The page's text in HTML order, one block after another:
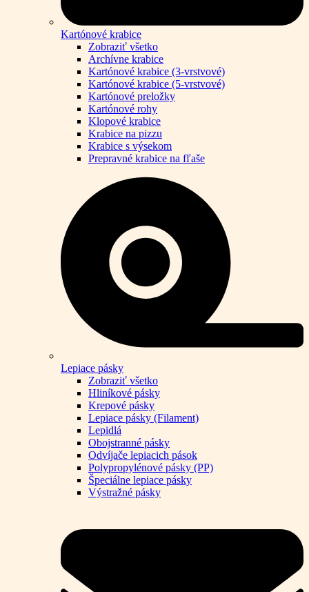
Kartónové krabice
Zobraziť všetko
Archívne krabice
Kartónové krabice (3-vrstvové)
Kartónové krabice (5-vrstvové)
Kartónové preložky
Kartónové rohy
Klopové krabice
Krabice na pizzu
Krabice s výsekom
Prepravné krabice na fľaše
Lepiace pásky
Zobraziť všetko
Hliníkové pásky
Krepové pásky
Lepiace pásky (Filament)
Lepidlá
Obojstranné pásky
Odvíjače lepiacich pások
Polypropylénové pásky (PP)
Špeciálne lepiace pásky
Výstražné pásky